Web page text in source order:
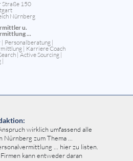
Straße 150
Nürnberg
u.
...
Personalberatung |
| Karriere Coach
| Active Sourcing |
|
wirklich umfassend alle
zum Thema ...
... hier zu listen.
kann entweder daran